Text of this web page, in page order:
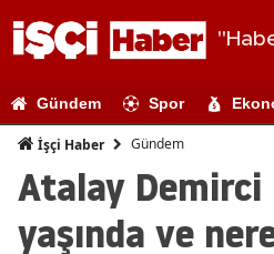
Gündem Spor
İşçi Haber Gündem
Atalay
yaşında ve